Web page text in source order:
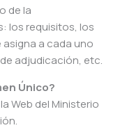
de la
los requisitos, los
a cada uno
adjudicación, etc.
Único?
Web del Ministerio